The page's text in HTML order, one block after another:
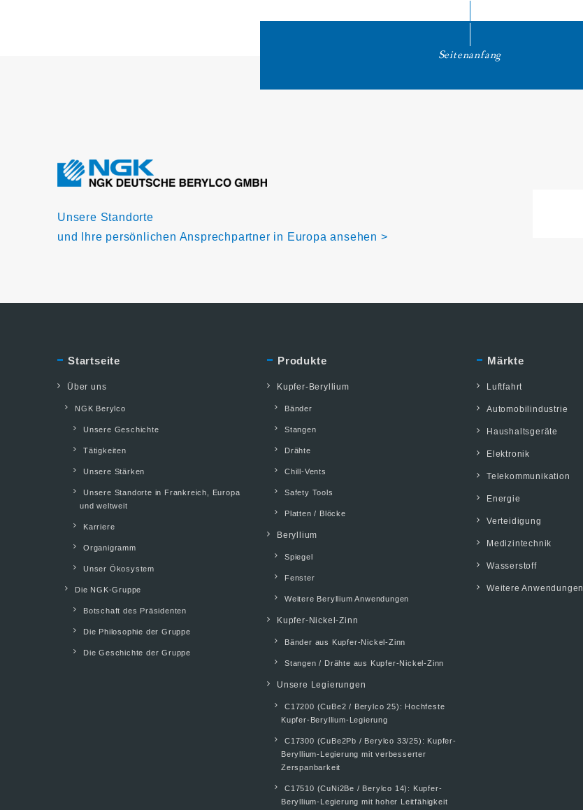
Seitenanfang
Unsere Standorte
und Ihre persönlichen Ansprechpartner in Europa ansehen >
Startseite
Über uns
NGK Berylco
Unsere Geschichte
Tätigkeiten
Unsere Stärken
Unsere Standorte in Frankreich, Europa
und weltweit
Karriere
Organigramm
Unser Ökosystem
Die NGK-Gruppe
Botschaft des Präsidenten
Die Philosophie der Gruppe
Die Geschichte der Gruppe
Produkte
Kupfer-Beryllium
Bänder
Stangen
Drähte
Chill-Vents
Safety Tools
Platten / Blöcke
Beryllium
Spiegel
Fenster
Weitere Beryllium Anwendungen
Kupfer-Nickel-Zinn
Bänder aus Kupfer-Nickel-Zinn
Stangen / Drähte aus Kupfer-Nickel-Zinn
Unsere Legierungen
C17200 (CuBe2 / Berylco 25): Hochfeste
Kupfer-Beryllium-Legierung
C17300 (CuBe2Pb / Berylco 33/25): Kupfer-
Beryllium-Legierung mit verbesserter
Zerspanbarkeit
C17510 (CuNi2Be / Berylco 14): Kupfer-
Beryllium-Legierung mit hoher Leitfähigkeit
Märkte
Luftfahrt
Automobilindustrie
Haushaltsgeräte
Elektronik
Telekommunikation
Energie
Verteidigung
Medizintechnik
Wasserstoff
Weitere Anwendungen